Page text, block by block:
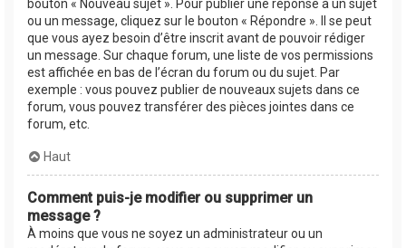
bouton « Nouveau sujet ». Pour publier une réponse à un sujet
ou un message, cliquez sur le bouton « Répondre ». Il se peut
que vous ayez besoin d’être inscrit avant de pouvoir rédiger
un message. Sur chaque forum, une liste de vos permissions
est affichée en bas de l’écran du forum ou du sujet. Par
exemple : vous pouvez publier de nouveaux sujets dans ce
forum, vous pouvez transférer des pièces jointes dans ce
forum, etc.
Haut
Comment puis-je modifier ou supprimer un
message ?
À moins que vous ne soyez un administrateur ou un